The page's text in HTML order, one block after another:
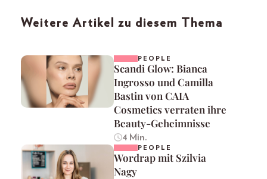
Weitere Artikel zu diesem Thema
PEOPLE
Scandi Glow: Bianca
Ingrosso und Camilla
Bastin von CAIA
Cosmetics verraten ihre
Beauty-Geheimnisse
4 Min.
PEOPLE
Wordrap mit Szilvia
Nagy